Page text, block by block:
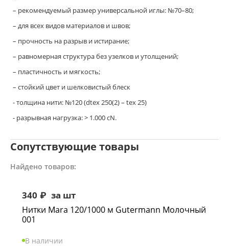
– рекомендуемый размер универсальной иглы: №70–80;
– для всех видов материалов и швов;
– прочность на разрыв и истирание;
– равномерная структура без узелков и утолщений;
– пластичность и мягкость;
– стойкий цвет и шелковистый блеск
- толщина нити: №120 (dtex 250(2) – tex 25)
- разрывная нагрузка: > 1.000 cN.
Сопутствующие товары
Найдено товаров:
340 ₽ за шт
Нитки Mara 120/1000 м Gutermann Молочный
001
В наличии